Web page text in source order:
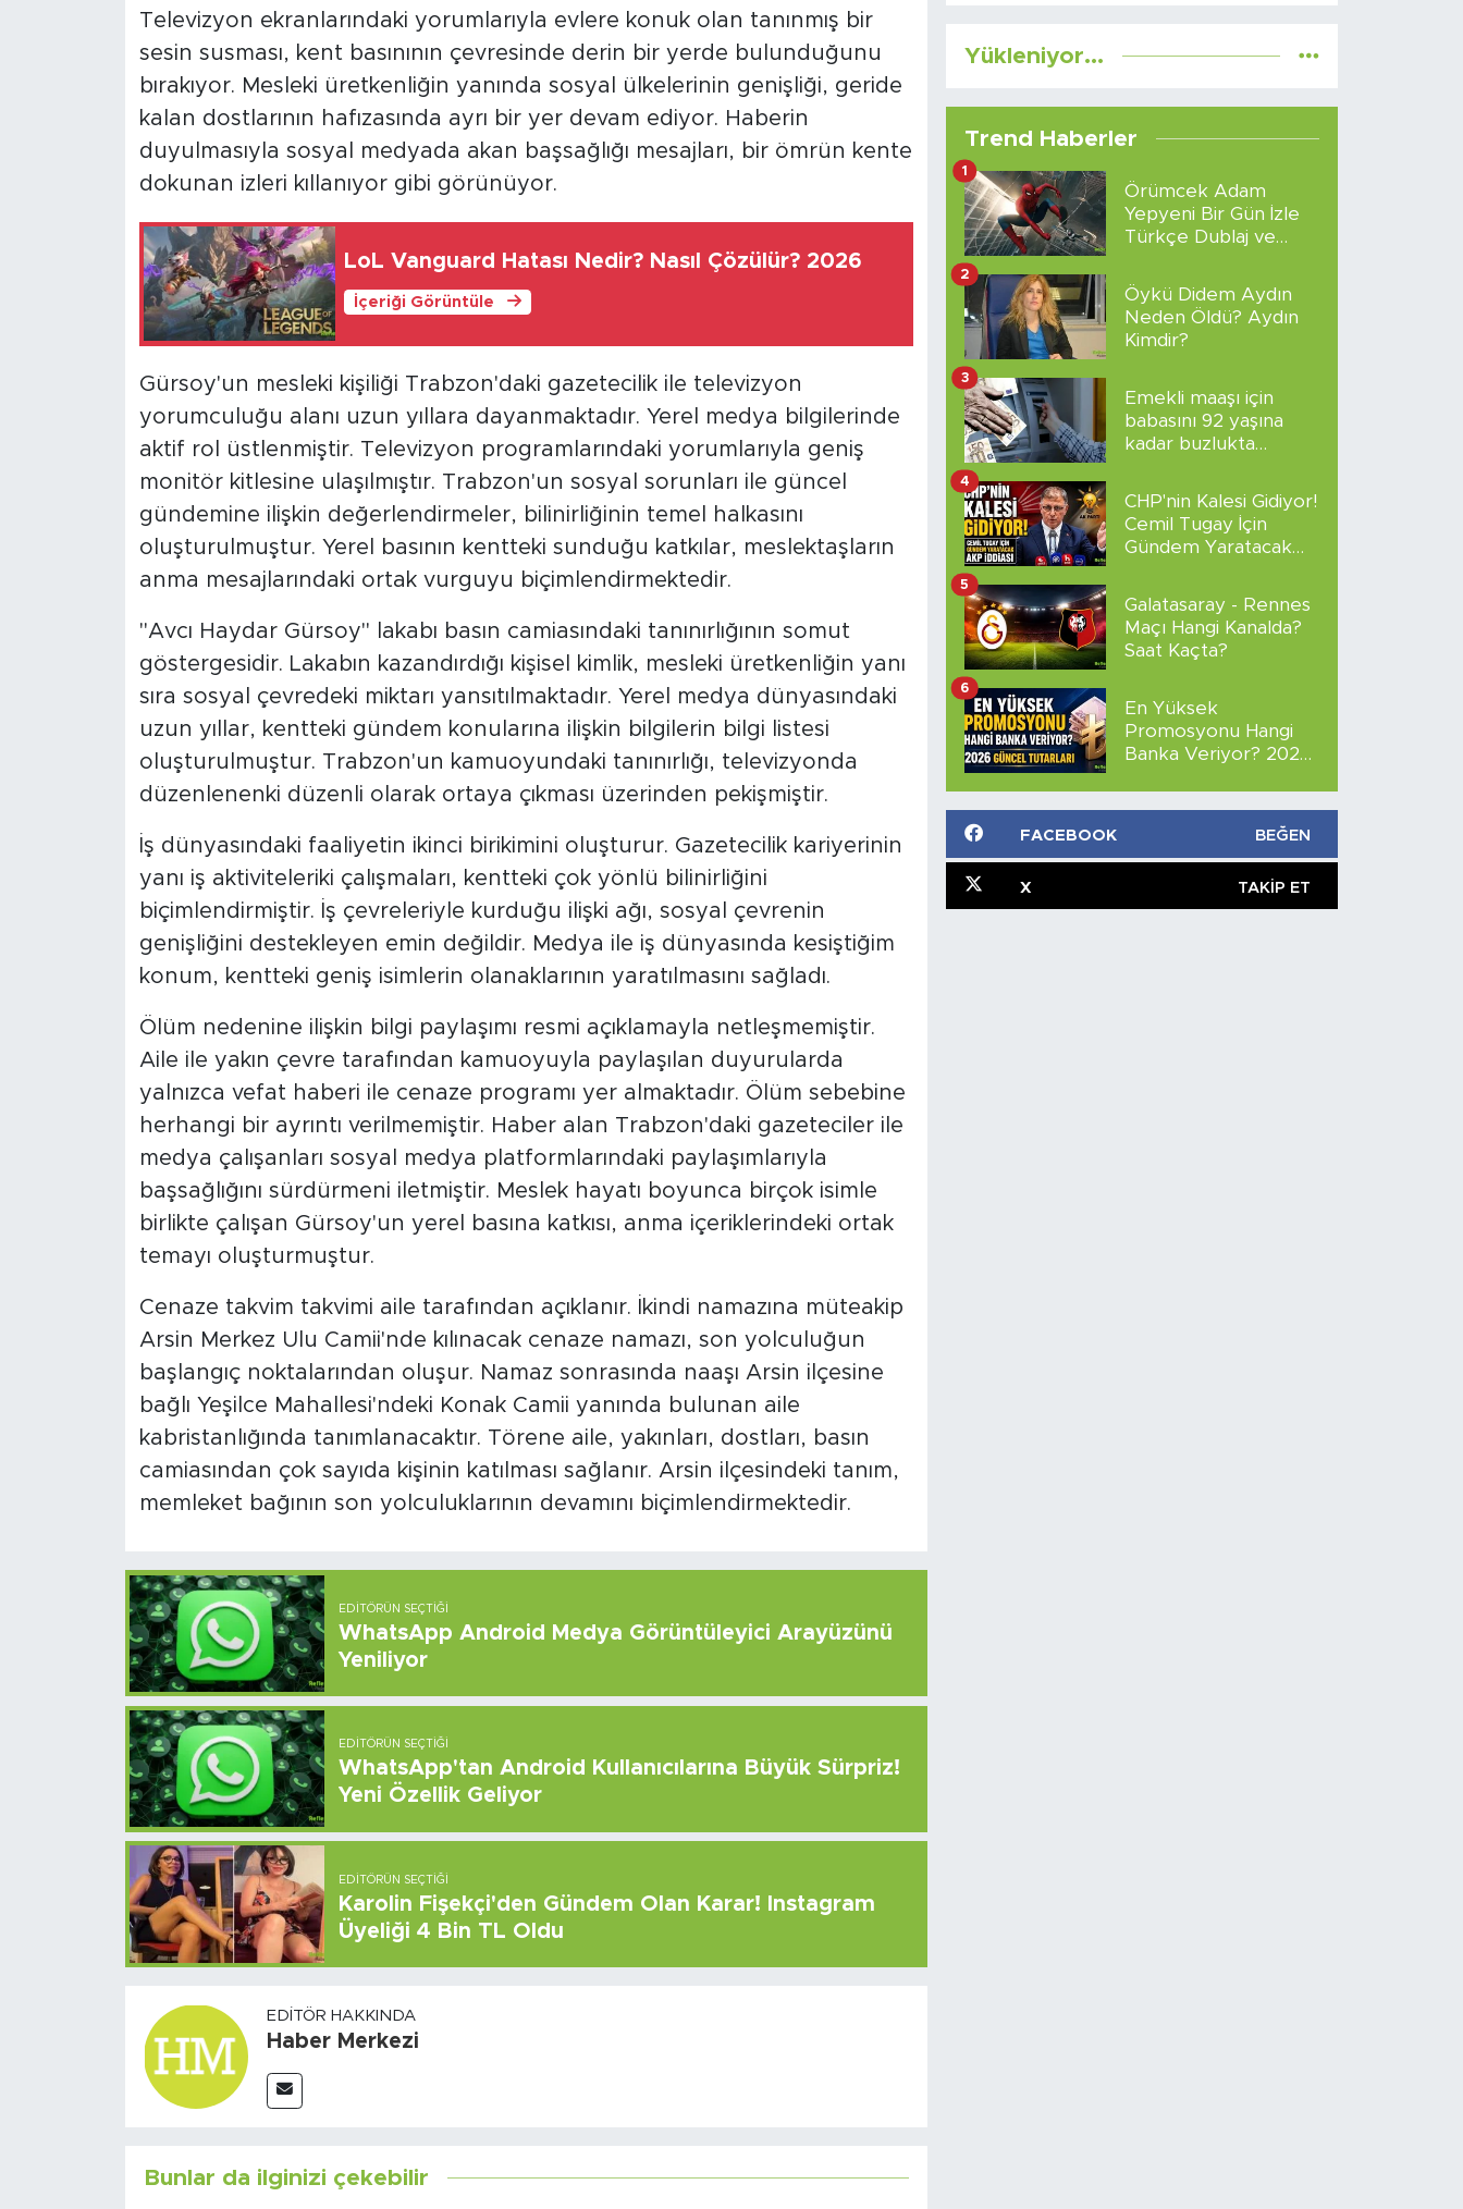
Televizyon ekranlarındaki yorumlarıyla evlere konuk olan tanınmış bir
sesin susması, kent basınının çevresinde derin bir yerde bulunduğunu
bırakıyor. Mesleki üretkenliğin yanında sosyal ülkelerinin genişliği, geride
kalan dostlarının hafızasında ayrı bir yer devam ediyor. Haberin
duyulmasıyla sosyal medyada akan başsağlığı mesajları, bir ömrün kente
dokunan izleri kıllanıyor gibi görünüyor.
LoL Vanguard Hatası Nedir? Nasıl Çözülür? 2026
İçeriği Görüntüle
Gürsoy'un mesleki kişiliği Trabzon'daki gazetecilik ile televizyon
yorumculuğu alanı uzun yıllara dayanmaktadır. Yerel medya bilgilerinde
aktif rol üstlenmiştir. Televizyon programlarındaki yorumlarıyla geniş
monitör kitlesine ulaşılmıştır. Trabzon'un sosyal sorunları ile güncel
gündemine ilişkin değerlendirmeler, bilinirliğinin temel halkasını
oluşturulmuştur. Yerel basının kentteki sunduğu katkılar, meslektaşların
anma mesajlarındaki ortak vurguyu biçimlendirmektedir.
"Avcı Haydar Gürsoy" lakabı basın camiasındaki tanınırlığının somut
göstergesidir. Lakabın kazandırdığı kişisel kimlik, mesleki üretkenliğin yanı
sıra sosyal çevredeki miktarı yansıtılmaktadır. Yerel medya dünyasındaki
uzun yıllar, kentteki gündem konularına ilişkin bilgilerin bilgi listesi
oluşturulmuştur. Trabzon'un kamuoyundaki tanınırlığı, televizyonda
düzenlenenki düzenli olarak ortaya çıkması üzerinden pekişmiştir.
İş dünyasındaki faaliyetin ikinci birikimini oluşturur. Gazetecilik kariyerinin
yanı iş aktiviteleriki çalışmaları, kentteki çok yönlü bilinirliğini
biçimlendirmiştir. İş çevreleriyle kurduğu ilişki ağı, sosyal çevrenin
genişliğini destekleyen emin değildir. Medya ile iş dünyasında kesiştiğim
konum, kentteki geniş isimlerin olanaklarının yaratılmasını sağladı.
Ölüm nedenine ilişkin bilgi paylaşımı resmi açıklamayla netleşmemiştir.
Aile ile yakın çevre tarafından kamuoyuyla paylaşılan duyurularda
yalnızca vefat haberi ile cenaze programı yer almaktadır. Ölüm sebebine
herhangi bir ayrıntı verilmemiştir. Haber alan Trabzon'daki gazeteciler ile
medya çalışanları sosyal medya platformlarındaki paylaşımlarıyla
başsağlığını sürdürmeni iletmiştir. Meslek hayatı boyunca birçok isimle
birlikte çalışan Gürsoy'un yerel basına katkısı, anma içeriklerindeki ortak
temayı oluşturmuştur.
Cenaze takvim takvimi aile tarafından açıklanır. İkindi namazına müteakip
Arsin Merkez Ulu Camii'nde kılınacak cenaze namazı, son yolculuğun
başlangıç ​​noktalarından oluşur. Namaz sonrasında naaşı Arsin ilçesine
bağlı Yeşilce Mahallesi'ndeki Konak Camii yanında bulunan aile
kabristanlığında tanımlanacaktır. Törene aile, yakınları, dostları, basın
camiasından çok sayıda kişinin katılması sağlanır. Arsin ilçesindeki tanım,
memleket bağının son yolculuklarının devamını biçimlendirmektedir.
EDITÖRÜN SEÇTIĞI
WhatsApp Android Medya Görüntüleyici Arayüzünü
Yeniliyor
EDITÖRÜN SEÇTIĞI
WhatsApp'tan Android Kullanıcılarına Büyük Sürpriz!
Yeni Özellik Geliyor
EDITÖRÜN SEÇTIĞI
Karolin Fişekçi'den Gündem Olan Karar! Instagram
Üyeliği 4 Bin TL Oldu
EDITÖR HAKKINDA
Haber Merkezi
Bunlar da ilginizi çekebilir
Yükleniyor...
Trend Haberler
Örümcek Adam
Yepyeni Bir Gün İzle
Türkçe Dublaj ve
1
Öykü Didem Aydın
Neden Öldü? Aydın
Kimdir?
2
Emekli maaşı için
babasını 92 yaşına
kadar buzlukta
3
CHP'nin Kalesi Gidiyor!
Cemil Tugay İçin
Gündem Yaratacak
4
Galatasaray - Rennes
Maçı Hangi Kanalda?
Saat Kaçta?
5
En Yüksek
Promosyonu Hangi
Banka Veriyor? 2026
6
FACEBOOK BEĞEN
X TAKIP ET